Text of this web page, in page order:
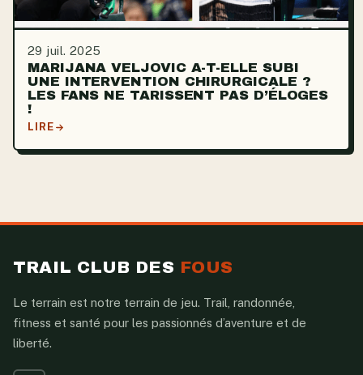
29 juil. 2025
MARIJANA VELJOVIC A-T-ELLE SUBI
UNE INTERVENTION CHIRURGICALE ?
LES FANS NE TARISSENT PAS D’ÉLOGES
!
LIRE
TRAIL CLUB DES FOUS
Le terrain est notre terrain de jeu. Trail, randonnée,
fitness et santé pour les passionnés d’aventure et de
liberté.